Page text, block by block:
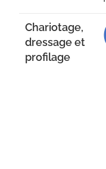
Chariotage,
dressage et
profilage